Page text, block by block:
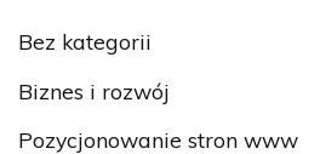
Bez kategorii
Biznes i rozwój
Pozycjonowanie stron www